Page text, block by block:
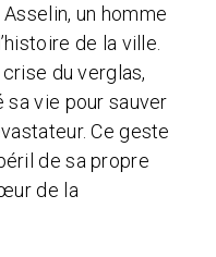
un homme
de la ville.
du verglas,
vie pour sauver
Ce geste
de sa propre
de la